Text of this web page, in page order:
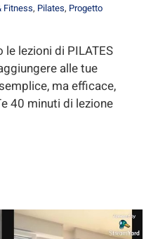
Fitness, Pilates, Progetto
le lezioni di PILATES
alle tue
ma efficace,
40 minuti di lezione